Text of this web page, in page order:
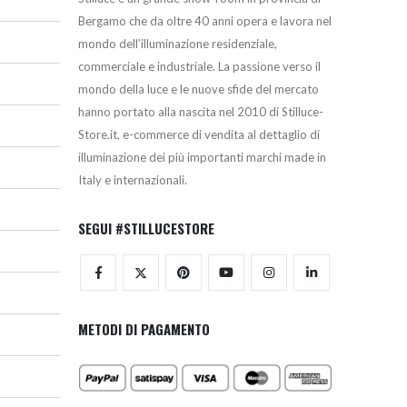
Bergamo che da oltre 40 anni opera e lavora nel
mondo dell’illuminazione residenziale,
commerciale e industriale. La passione verso il
mondo della luce e le nuove sfide del mercato
hanno portato alla nascita nel 2010 di Stilluce-
Store.it, e-commerce di vendita al dettaglio di
illuminazione dei più importanti marchi made in
Italy e internazionali.
SEGUI #STILLUCESTORE
METODI DI PAGAMENTO